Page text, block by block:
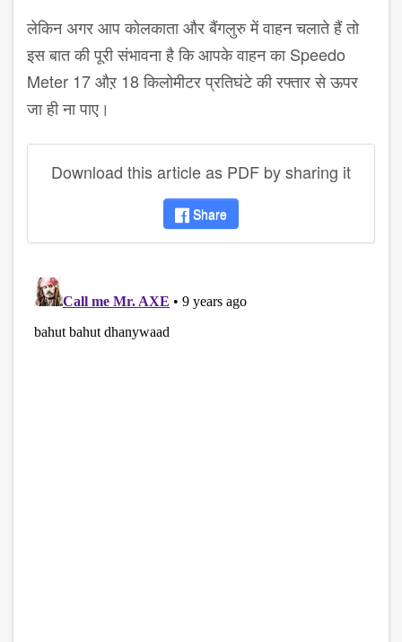
लेकिन अगर आप कोलकाता और बैंगलुरु में वाहन चलाते हैं तो
इस बात की पूरी संभावना है कि आपके वाहन का Speedo
Meter 17 औऱ 18 किलोमीटर प्रतिघंटे की रफ्तार से ऊपर
जा ही ना पाए।
Download this article as PDF by sharing it
Share